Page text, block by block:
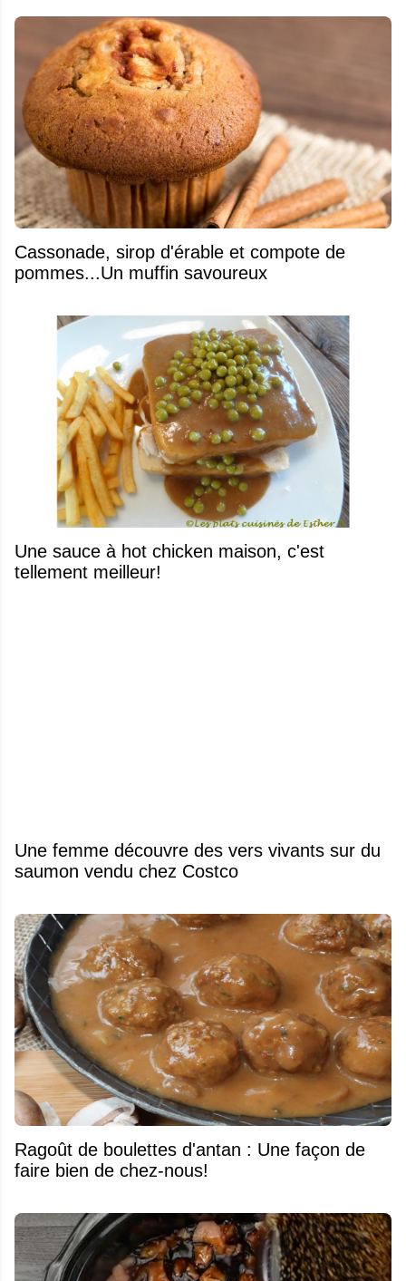
​Cassonade, sirop d'érable et compote de
pommes...Un muffin savoureux
Une sauce à hot chicken maison, c'est
tellement meilleur!
Une femme découvre des vers vivants sur du
saumon vendu chez Costco
Ragoût de boulettes d'antan : Une façon de
faire bien de chez-nous!